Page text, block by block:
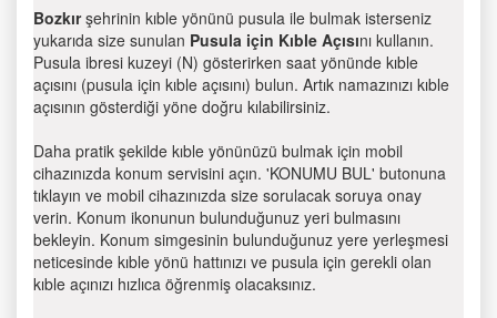
Bozkırşehrinin kıble yönünü pusula ile bulmak isterseniz
yukarıda size sunulan Pusula için Kıble Açısını kullanın.
Pusula ibresi kuzeyi (N) gösterirken saat yönünde kıble
açısını (pusula için kıble açısını) bulun. Artık namazınızı kıble
açısının gösterdiği yöne doğru kılabilirsiniz.
Daha pratik şekilde kıble yönünüzü bulmak için mobil
cihazınızda konum servisini açın. 'KONUMU BUL' butonuna
tıklayın ve mobil cihazınızda size sorulacak soruya onay
verin. Konum ikonunun bulunduğunuz yeri bulmasını
bekleyin. Konum simgesinin bulunduğunuz yere yerleşmesi
neticesinde kıble yönü hattınızı ve pusula için gerekli olan
kıble açınızı hızlıca öğrenmiş olacaksınız.